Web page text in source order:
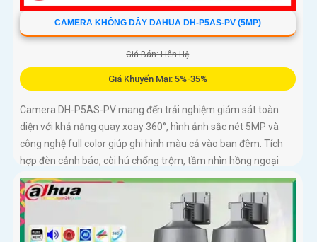
CAMERA KHÔNG DÂY DAHUA DH-P5AS-PV (5MP)
Giá Bán: Liên Hệ
Giá Khuyến Mại: 5%-35%
Camera DH-P5AS-PV mang đến trải nghiệm giám sát toàn
diện với khả năng quay xoay 360°, hình ảnh sắc nét 5MP và
công nghệ full color giúp ghi hình màu cả vào ban đêm. Tích
hợp đèn cảnh báo, còi hú chống trộm, tầm nhìn hồng ngoại
30m, khe thẻ nhớ đến 256GB cùng chuẩn chống nước IP66
camera hoạt động ổn định trong mọi điều kiện